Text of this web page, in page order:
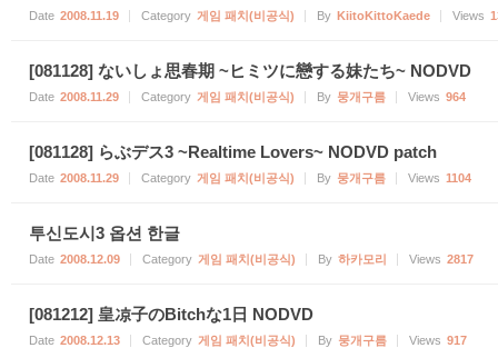
Date 2008.11.19 Category 게임 패치(비공식) By KiitoKittoKaede Views
[081128] ないしょ思春期 ~ヒミツに戀する妹たち~ NODVD
Date 2008.11.29 Category 게임 패치(비공식) By 뭉개구름 Views 964
[081128] らぶデス3 ~Realtime Lovers~ NODVD patch
Date 2008.11.29 Category 게임 패치(비공식) By 뭉개구름 Views 1104
투신도시3 옵션 한글
Date 2008.12.09 Category 게임 패치(비공식) By 하카모리 Views 2817
[081212] 皇凉子のBitchな1日 NODVD
Date 2008.12.13 Category 게임 패치(비공식) By 뭉개구름 Views 917